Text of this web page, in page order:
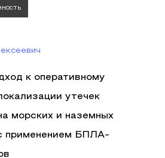
к оперативному
утечек
морских и наземных
применением БПЛА-